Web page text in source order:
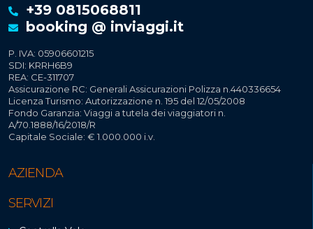
+39 0815068811
booking @ inviaggi.it
P. IVA: 05906601215
SDI: KRRH6B9
REA: CE-311707
Assicurazione RC: Generali Assicurazioni Polizza n.440336654
Licenza Turismo: Autorizzazione n. 195 del 12/05/2008
Fondo Garanzia: Viaggi a tutela dei viaggiatori n.
A/70.1888/16/2018/R
Capitale Sociale: € 1.000.000 i.v.
AZIENDA
SERVIZI